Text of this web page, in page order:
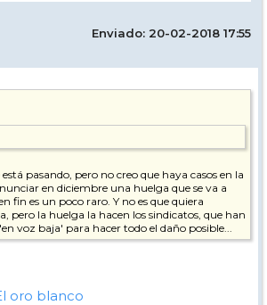
Enviado: 20-02-2018 17:55
pasando, pero no creo que haya casos en la
en diciembre una huelga que se va a
fin es un poco raro. Y no es que quiera
pero la huelga la hacen los sindicatos, que han
voz baja' para hacer todo el daño posible...
oro blanco